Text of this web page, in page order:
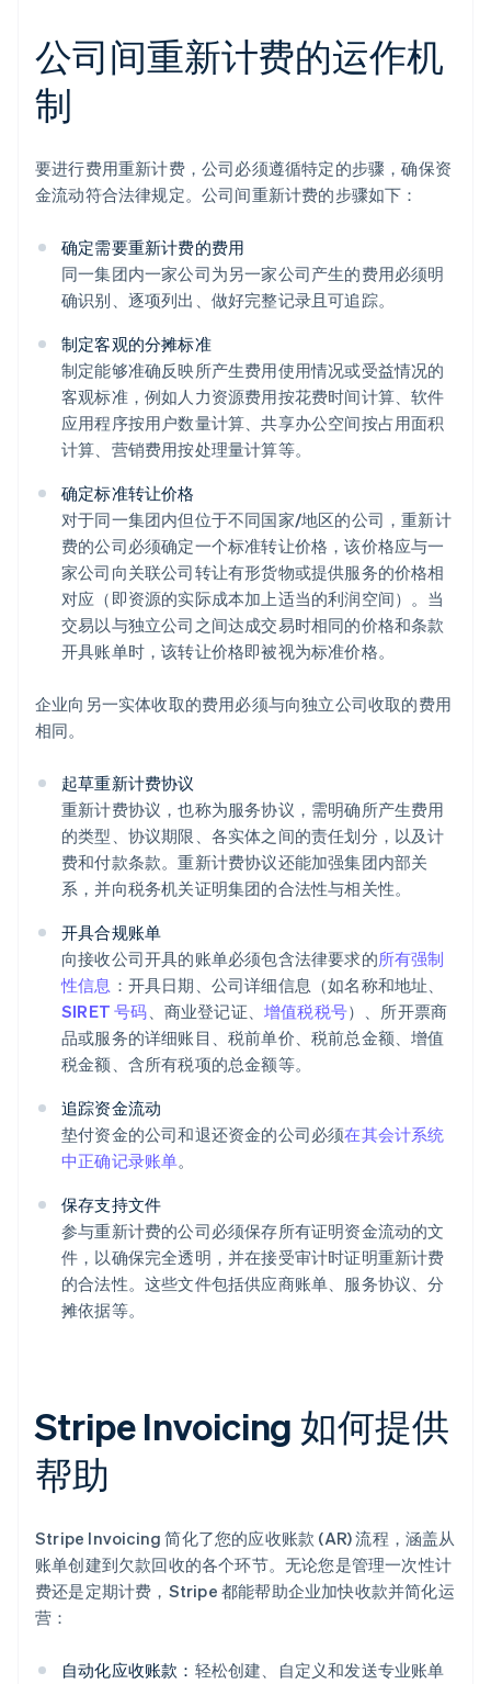
公司间重新计费的运作机
制
要进行费用重新计费，公司必须遵循特定的步骤，确保资
金流动符合法律规定。公司间重新计费的步骤如下：
确定需要重新计费的费用
同一集团内一家公司为另一家公司产生的费用必须明
确识别、逐项列出、做好完整记录且可追踪。
制定客观的分摊标准
制定能够准确反映所产生费用使用情况或受益情况的
客观标准，例如人力资源费用按花费时间计算、软件
应用程序按用户数量计算、共享办公空间按占用面积
计算、营销费用按处理量计算等。
确定标准转让价格
对于同一集团内但位于不同国家/地区的公司，重新计
费的公司必须确定一个标准转让价格，该价格应与一
家公司向关联公司转让有形货物或提供服务的价格相
对应（即资源的实际成本加上适当的利润空间）。当
交易以与独立公司之间达成交易时相同的价格和条款
开具账单时，该转让价格即被视为标准价格。
企业向另一实体收取的费用必须与向独立公司收取的费用
相同。
起草重新计费协议
重新计费协议，也称为服务协议，需明确所产生费用
的类型、协议期限、各实体之间的责任划分，以及计
费和付款条款。重新计费协议还能加强集团内部关
系，并向税务机关证明集团的合法性与相关性。
开具合规账单
向接收公司开具的账单必须包含法律要求的所有强制
性信息 ：开具日期、公司详细信息（如名称和地址、
SIRET 号码、商业登记证、增值税税号）、所开票商
品或服务的详细账目、税前单价、税前总金额、增值
税金额、含所有税项的总金额等。
追踪资金流动
垫付资金的公司和退还资金的公司必须在其会计系统
中正确记录账单。
保存支持文件
参与重新计费的公司必须保存所有证明资金流动的文
件，以确保完全透明，并在接受审计时证明重新计费
的合法性。这些文件包括供应商账单、服务协议、分
摊依据等。
Stripe Invoicing 如何提供
帮助
Stripe Invoicing 简化了您的应收账款 (AR) 流程，涵盖从
账单创建到欠款回收的各个环节。无论您是管理一次性计
费还是定期计费，Stripe 都能帮助企业加快收款并简化运
营：
自动化应收账款： 轻松创建、自定义和发送专业账单